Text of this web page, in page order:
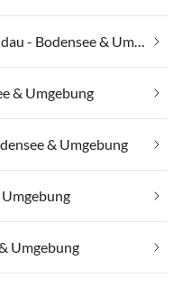
Günstige Ferienwohnungen in Lindau - Bodensee & Umgebung
& Umgebung
& Umgebung
Umgebung